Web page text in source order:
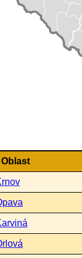
Oblast